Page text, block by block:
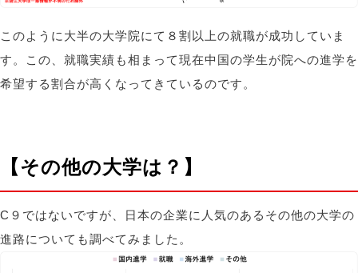
このように大半の大学院にて８割以上の就職が成功していま
す。この、就職実績も相まって現在中国の学生が院への進学を
希望する割合が高くなってきているのです。
【その他の大学は？】
C９ではないですが、日本の企業に人気のあるその他の大学の
進路についても調べてみました。